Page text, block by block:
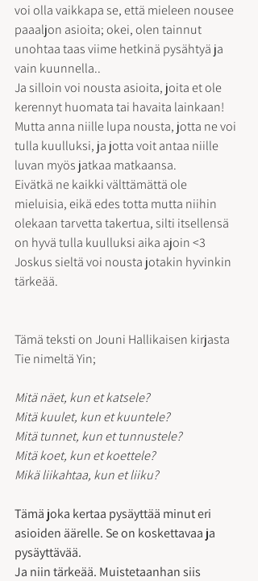
voi olla vaikkapa se, että mieleen nousee
paaaljon asioita; okei, olen tainnut
unohtaa taas viime hetkinä pysähtyä ja
vain kuunnella..
Ja silloin voi nousta asioita, joita et ole
kerennyt huomata tai havaita lainkaan!
Mutta anna niille lupa nousta, jotta ne voi
tulla kuulluksi, ja jotta voit antaa niille
luvan myös jatkaa matkaansa.
Eivätkä ne kaikki välttämättä ole
mieluisia, eikä edes totta mutta niihin
olekaan tarvetta takertua, silti itsellensä
on hyvä tulla kuulluksi aika ajoin <3
Joskus sieltä voi nousta jotakin hyvinkin
tärkeää.
Tämä teksti on Jouni Hallikaisen kirjasta
Tie nimeltä Yin;
Mitä näet, kun et katsele?
Mitä kuulet, kun et kuuntele?
Mitä tunnet, kun et tunnustele?
Mitä koet, kun et koettele?
Mikä liikahtaa, kun et liiku?
Tämä joka kertaa pysäyttää minut eri
asioiden äärelle. Se on koskettavaa ja
pysäyttävää.
Ja niin tärkeää. Muistetaanhan siis